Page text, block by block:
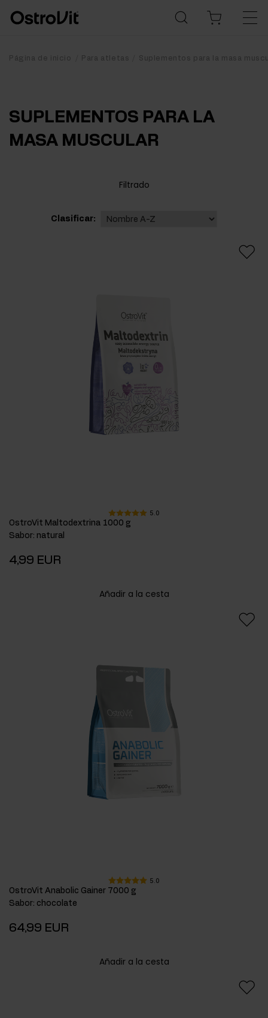
Página de inicio Para atletas Suplementos para la masa
SUPLEMENTOS PARA LA
MASA MUSCULAR
Filtrado
Clasificar:
5.0
OstroVit Maltodextrina 1000 g
Sabor: natural
4,99 EUR
Añadir a la cesta
5.0
OstroVit Anabolic Gainer 7000 g
Sabor: chocolate
64,99 EUR
Añadir a la cesta